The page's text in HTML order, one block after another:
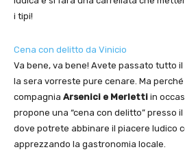
i tipi!
Cena con delitto da Vinicio
Va bene, va bene! Avete passato tutto
la sera vorreste pure cenare. Ma
compagnia Arsenici e Merletti in
propone una “cena con delitto” presso
dove potrete abbinare il piacere ludico
apprezzando la gastronomia locale.